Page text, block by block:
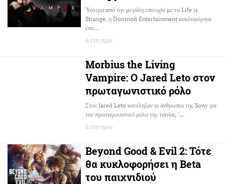
Ύστερα από την μεγάλη επιτυχία με το Life is
Strange, η Dontnod Entertainment κυκλοφόρησε
ένα…
8 έτη πριν
Morbius the Living
Vampire: Ο Jared Leto στον
πρωταγωνιστικό ρόλο
Στον Jared Leto κατέληξαν οι άνθρωποι της Sony για
τον πρωταγωνιστικό ρόλο της ταινίας "…
8 έτη πριν
Beyond Good & Evil 2: Τότε
θα κυκλοφορήσει η Beta
του παιχνιδιού